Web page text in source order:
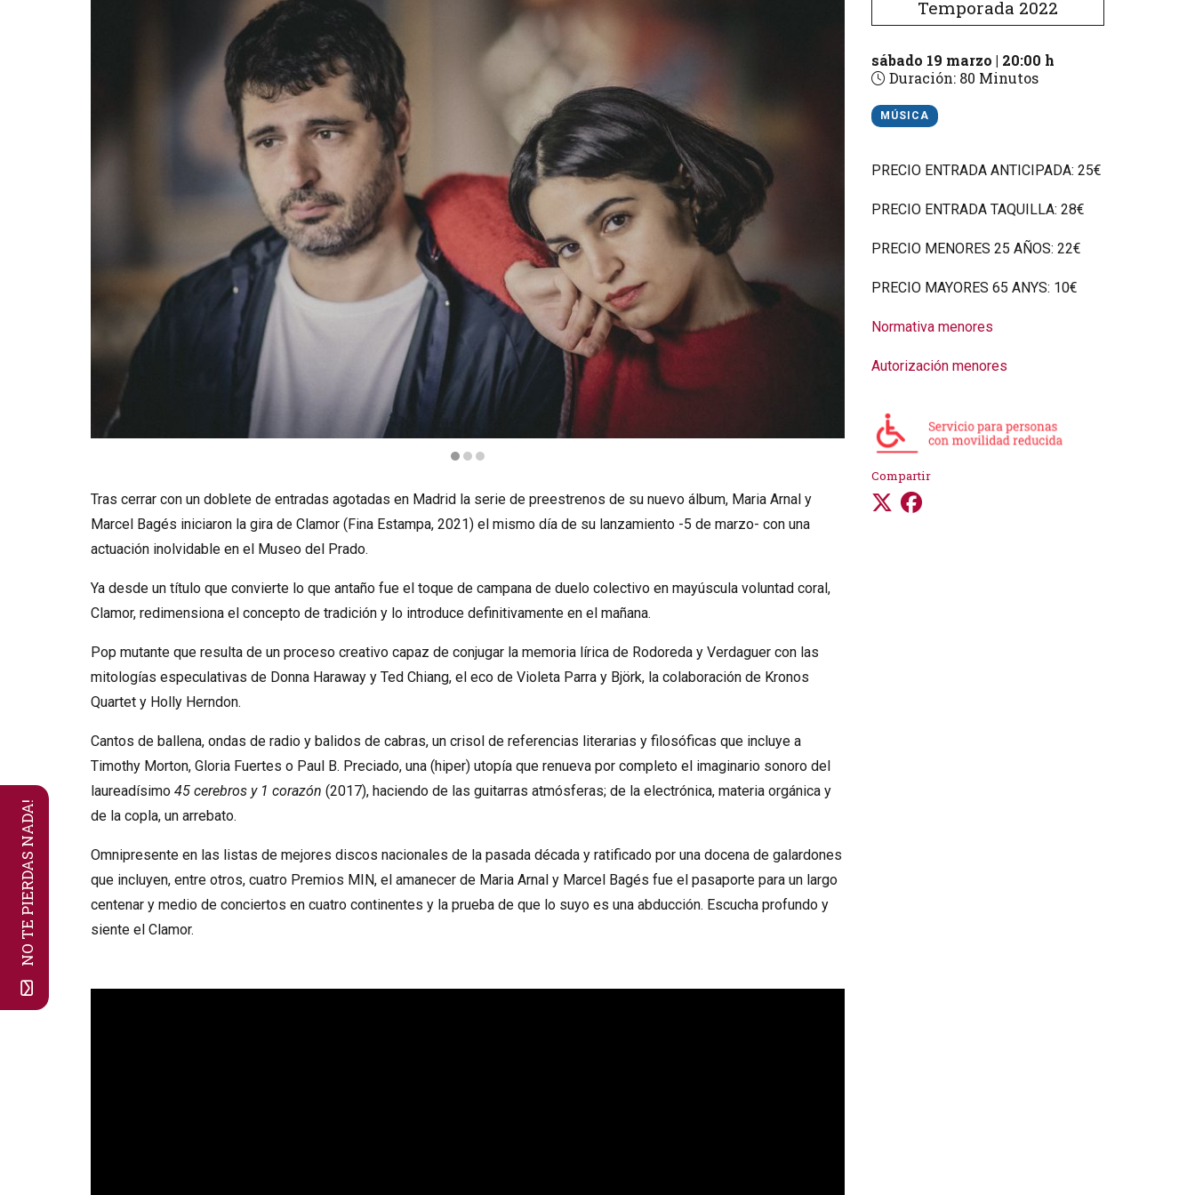
NO TE PIERDAS NADA!
Temporada 2022
sábado 19 marzo | 20:00 h
Duración:80 Minutos
MÚSICA
PRECIO ENTRADA ANTICIPADA: 25€
PRECIO ENTRADA TAQUILLA: 28€
PRECIO MENORES 25 AÑOS: 22€
PRECIO MAYORES 65 ANYS: 10€
Normativa menores
Autorización menores
Compartir
Tras cerrar con un doblete de entradas agotadas en Madrid la serie de preestrenos de su nuevo álbum, Maria Arnal y
Marcel Bagés iniciaron la gira de Clamor (Fina Estampa, 2021) el mismo día de su lanzamiento -5 de marzo- con una
actuación inolvidable en el Museo del Prado.
Ya desde un título que convierte lo que antaño fue el toque de campana de duelo colectivo en mayúscula voluntad coral,
Clamor, redimensiona el concepto de tradición y lo introduce definitivamente en el mañana.
Pop mutante que resulta de un proceso creativo capaz de conjugar la memoria lírica de Rodoreda y Verdaguer con las
mitologías especulativas de Donna Haraway y Ted Chiang, el eco de Violeta Parra y Björk, la colaboración de Kronos
Quartet y Holly Herndon.
Cantos de ballena, ondas de radio y balidos de cabras, un crisol de referencias literarias y filosóficas que incluye a
Timothy Morton, Gloria Fuertes o Paul B. Preciado, una (hiper) utopía que renueva por completo el imaginario sonoro del
laureadísimo 45 cerebros y 1 corazón (2017), haciendo de las guitarras atmósferas; de la electrónica, materia orgánica y
de la copla, un arrebato.
Omnipresente en las listas de mejores discos nacionales de la pasada década y ratificado por una docena de galardones
que incluyen, entre otros, cuatro Premios MIN, el amanecer de Maria Arnal y Marcel Bagés fue el pasaporte para un largo
centenar y medio de conciertos en cuatro continentes y la prueba de que lo suyo es una abducción. Escucha profundo y
siente el Clamor.